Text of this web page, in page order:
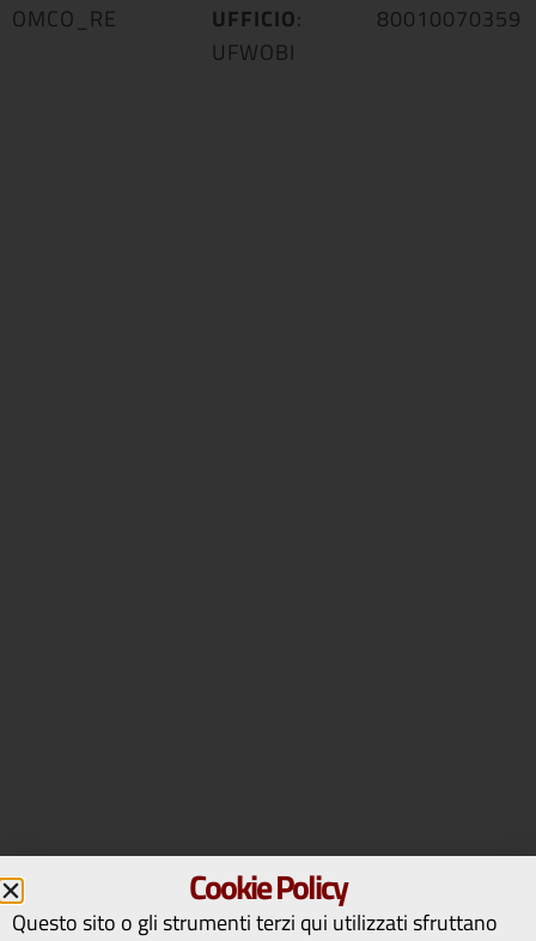
OMCO_RE
UFFICIO:
UFWOBI
80010070359
Cookie Policy
Questo sito o gli strumenti terzi qui utilizzati sfruttano